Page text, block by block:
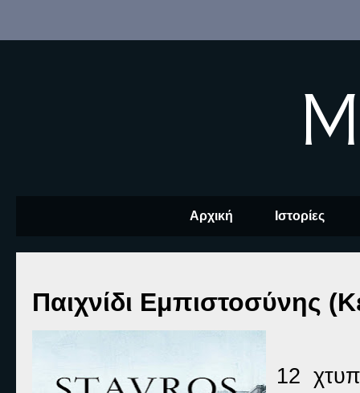
Αρχική Ιστορίες
Παιχνίδι Εμπιστοσύνης
12